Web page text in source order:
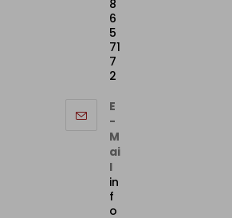
8
6
5
71
7
2
E
-
M
ai
l
in
f
o